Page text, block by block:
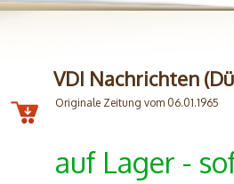
VDI Nachrichten
Originale Zeitung vom 06.01.1965
auf Lager -